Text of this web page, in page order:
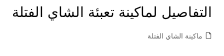
التفاصيل لماكينة تعبئة الشاي الفتلة
ماكينة الشاي الفتلة